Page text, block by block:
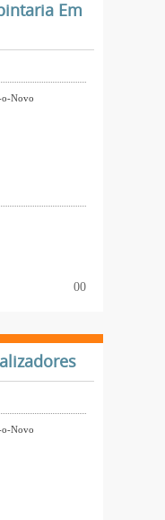
Em
Novo
00
Novo